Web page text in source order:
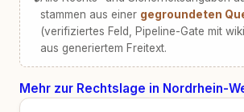
stammen aus einer gegroundeten
(verifiziertes Feld, Pipeline-Gate mit
aus generiertem Freitext.
Mehr zur Rechtslage in Nordrhein-